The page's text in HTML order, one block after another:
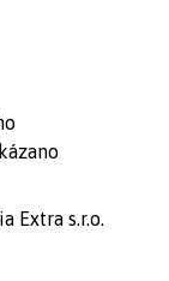
Extra s.r.o.